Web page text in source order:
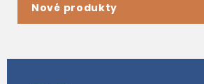
Nové produkty